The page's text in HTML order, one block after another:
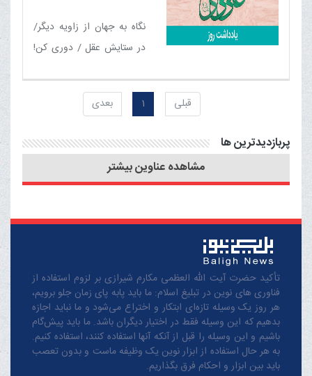
نگاه به جهان از زاویه دیگر/
در ستایش عقل / دوری کن!
مصیبت‌ها / سرچشمه‌ها /
پذیرش اشتباه / سرنوشت
کربلا / یاد مرگ
قبلی 1 بعدی
پربازدیدترین ها
مشاهده عناوین بیشتر
تأکید حضرت آیت الله العظمی مکارم شیرازی بر لزوم استفاده از
فناوری های نوین در تبلیغ اسلام: ما باید پابه پای زمان جلو برویم،
هر روز یک وسیله تازه‌ای ابتکار و اختراع می‌شود و ما نباید اجازه
بدهیم که این وسیله فقط در اختیار دیگران باشد. ما باید پیش‌گام
باشیم و این وسیله را قبل از آنکه آنها استفاده کنند، استفاده کنیم.
به هر حال استفاده از ابزار نوین یک وظیفه ماست و بدون تعصب
باید بین ابزار و احکام فرق بگذاریم.